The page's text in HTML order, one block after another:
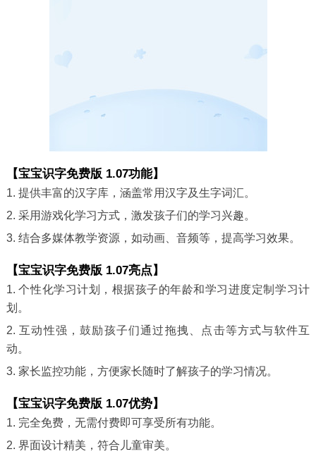
【宝宝识字免费版 1.07功能】
1. 提供丰富的汉字库，涵盖常用汉字及生字词汇。
2. 采用游戏化学习方式，激发孩子们的学习兴趣。
3. 结合多媒体教学资源，如动画、音频等，提高学习效果。
【宝宝识字免费版 1.07亮点】
1. 个性化学习计划，根据孩子的年龄和学习进度定制学习计
划。
2. 互动性强，鼓励孩子们通过拖拽、点击等方式与软件互
动。
3. 家长监控功能，方便家长随时了解孩子的学习情况。
【宝宝识字免费版 1.07优势】
1. 完全免费，无需付费即可享受所有功能。
2. 界面设计精美，符合儿童审美。